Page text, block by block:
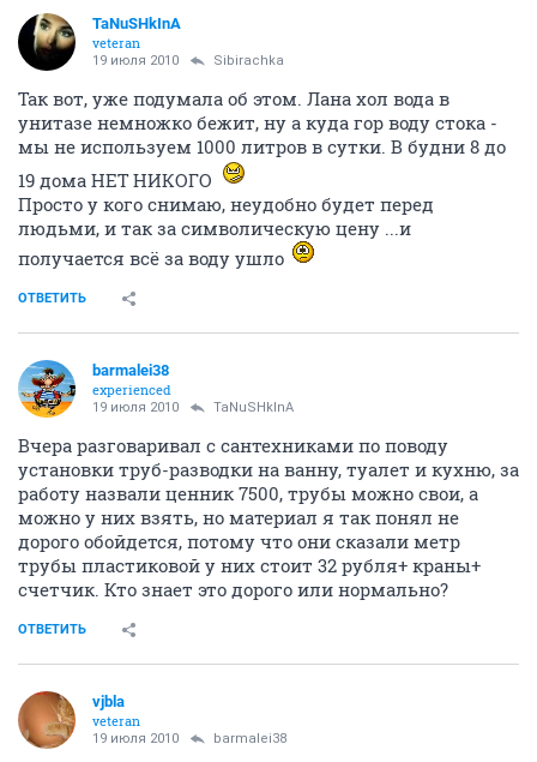
TaNuSHkInA
veteran
19 июля 2010 Sibirachka
Так вот, уже подумала об этом. Лана хол вода в
унитазе немножко бежит, ну а куда гор воду стока -
мы не используем 1000 литров в сутки. В будни 8 до
19 дома НЕТ НИКОГО
Просто у кого снимаю, неудобно будет перед
людьми, и так за символическую цену ...и
получается всё за воду ушло
ОТВЕТИТЬ
barmalei38
experienced
19 июля 2010 TaNuSHkInA
Вчера разговаривал с сантехниками по поводу
установки труб-разводки на ванну, туалет и кухню, за
работу назвали ценник 7500, трубы можно свои, а
можно у них взять, но материал я так понял не
дорого обойдется, потому что они сказали метр
трубы пластиковой у них стоит 32 рубля+ краны+
счетчик. Кто знает это дорого или нормально?
ОТВЕТИТЬ
vjbla
veteran
19 июля 2010 barmalei38